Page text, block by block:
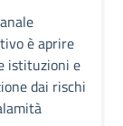
è aprire
istituzioni e
dai rischi